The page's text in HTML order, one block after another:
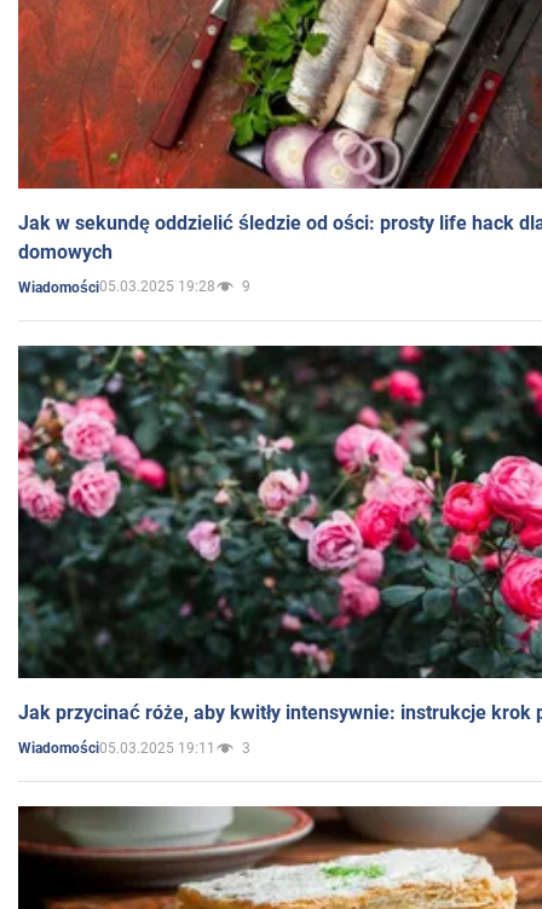
Jak w sekundę oddzielić śledzie od ości: prosty life hack
domowych
Wiadomości05.03.2025 19:28 9
Jak przycinać róże, aby kwitły intensywnie: instrukcje krok
Wiadomości05.03.2025 19:11 3